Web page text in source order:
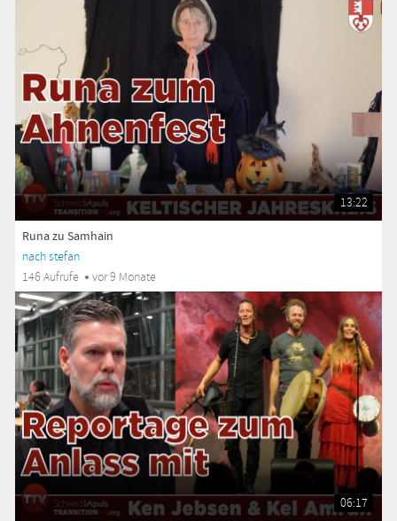
13:22
Runa zu Samhain
nach stefan
146 Aufrufe
vor 9 Monate
06:17